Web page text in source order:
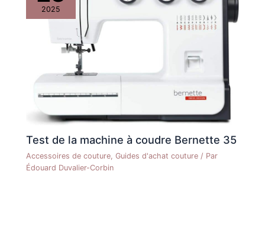
2025
Test de la machine à coudre Bernette 35
Accessoires de couture,Guides d'achat couture / Par
Édouard Duvalier-Corbin